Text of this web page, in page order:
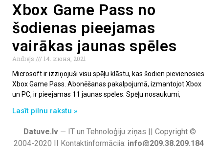
Xbox Game Pass no
šodienas pieejamas
vairākas jaunas spēles
Andrejs
14. июня, 2021
Microsoft ir izziņojuši visu spēļu klāstu, kas šodien pievienosies
Xbox Game Pass. Abonēšanas pakalpojumā, izmantojot Xbox
un PC, ir pieejamas 11 jaunas spēles. Spēļu nosaukumi,
Lasīt pilnu rakstu »
Datuve.lv— IT un Tehnoloģiju ziņas || Copyright ©
2004-2020 || Kontaktinformācija: info@209.38.209.184